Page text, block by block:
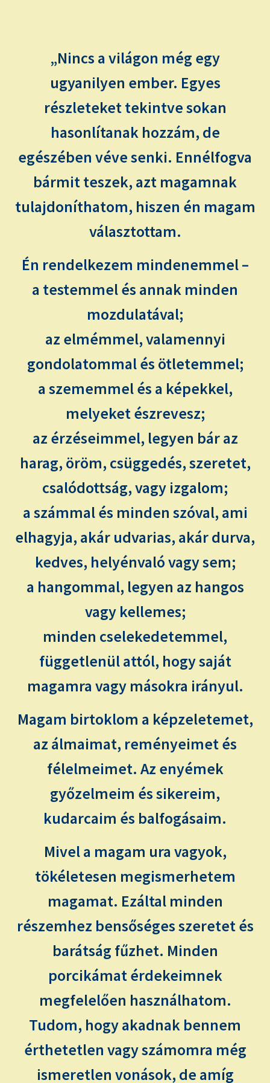
ÍRJ NEKEM!
IRATKOZZ FEL A VIDEÓ CSATORNÁNKRA!
AJÁNDÉKOKKAL!
„Nincs a világon még egy
ugyanilyen ember. Egyes
részleteket tekintve sokan
hasonlítanak hozzám, de
egészében véve senki. Ennélfogva
bármit teszek, azt magamnak
tulajdoníthatom, hiszen én magam
választottam.
Én rendelkezem mindenemmel –
a testemmel és annak minden
mozdulatával;
az elmémmel, valamennyi
gondolatommal és ötletemmel;
a szememmel és a képekkel,
melyeket észrevesz;
az érzéseimmel, legyen bár az
harag, öröm, csüggedés, szeretet,
csalódottság, vagy izgalom;
a számmal és minden szóval, ami
elhagyja, akár udvarias, akár durva,
kedves, helyénvaló vagy sem;
a hangommal, legyen az hangos
vagy kellemes;
minden cselekedetemmel,
függetlenül attól, hogy saját
magamra vagy másokra irányul.
Magam birtoklom a képzeletemet,
az álmaimat, reményeimet és
félelmeimet. Az enyémek
győzelmeim és sikereim,
kudarcaim és balfogásaim.
Mivel a magam ura vagyok,
tökéletesen megismerhetem
magamat. Ezáltal minden
részemhez bensőséges szeretet és
barátság fűzhet. Minden
porcikámat érdekeimnek
megfelelően használhatom.
Tudom, hogy akadnak bennem
érthetetlen vagy számomra még
ismeretlen vonások, de amíg